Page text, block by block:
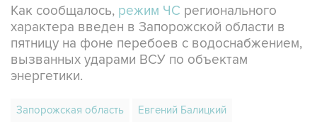
Как сообщалось, режим ЧС регионального
характера введен в Запорожской области в
пятницу на фоне перебоев с водоснабжением,
вызванных ударами ВСУ по объектам
энергетики.
Запорожская область Евгений Балицкий